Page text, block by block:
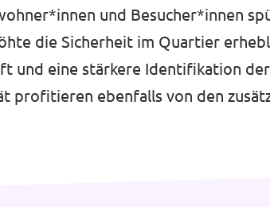
und Besucher*innen
die Sicherheit im Quartier
und eine stärkere Identifikation
profitieren ebenfalls von den